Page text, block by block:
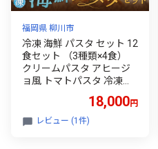
福岡県 柳川市
冷凍 海鮮 パスタ セット 12
食セット （3種類×4食）
クリームパスタ アヒージ
ョ風 トマトパスタ 冷凍パ
具材入り 惣菜 柳川市
18,000円
レビュー (1件)